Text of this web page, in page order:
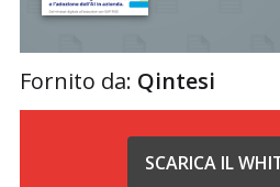
Fornito da: Qintesi
SCARICA IL